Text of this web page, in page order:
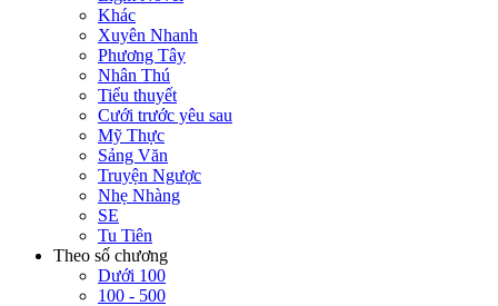
Khác
Xuyên Nhanh
Phương Tây
Nhân Thú
Tiểu thuyết
Cưới trước yêu sau
Mỹ Thực
Sảng Văn
Truyện Ngược
Nhẹ Nhàng
SE
Tu Tiên
Theo số chương
Dưới 100
100 - 500